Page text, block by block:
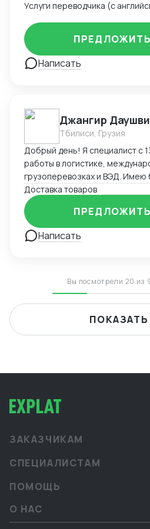
отношениями и развитие
Глубокое знание китайского
Написать
Джангир
Тбилиси, Грузия
Добрый день! Я специалист с
работы в логистике,
грузоперевозках и ВЭД. Имею
контрагентов, логистов и
миру и России. Доставлю Ваш
мира любым видом
расходы на логистику и
с оплатой за товар зарубеж,
Доставка товаров
Написать
Вы посмотрели 20 из
ЗАКАЗЧИКАМ
СПЕЦИАЛИСТАМ
ПОМОЩЬ
О НАС